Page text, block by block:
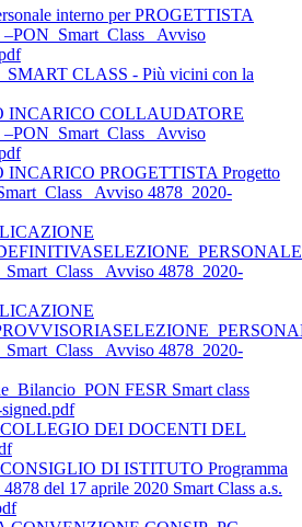
interno per PROGETTISTA
Avviso
CLASS - Più vicini con la
INCARICO COLLAUDATORE
Avviso
PROGETTISTA Progetto
Avviso 4878_2020-
Avviso 4878_2020-
Avviso 4878_2020-
FESR Smart class
DEI DOCENTI DEL
DI ISTITUTO Programma
del 17 aprile 2020 Smart Class a.s.